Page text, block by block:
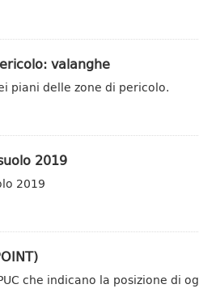
valanghe
piani delle zone di pericolo.
2019
2019
che indicano la posizione di